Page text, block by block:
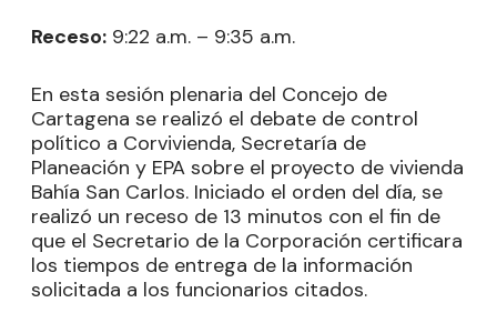
Receso: 9:22 a.m. – 9:35 a.m.
En esta sesión plenaria del Concejo de
Cartagena se realizó el debate de control
político a Corvivienda, Secretaría de
Planeación y EPA sobre el proyecto de vivienda
Bahía San Carlos. Iniciado el orden del día, se
realizó un receso de 13 minutos con el fin de
que el Secretario de la Corporación certificara
los tiempos de entrega de la información
solicitada a los funcionarios citados.